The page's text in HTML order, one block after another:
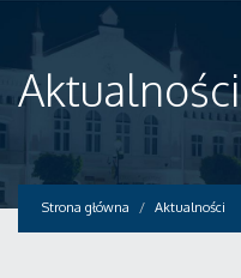
Aktualności
Strona główna Aktualności